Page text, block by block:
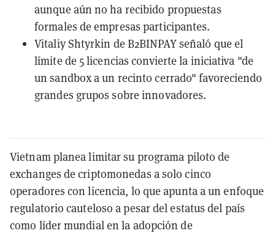
aunque aún no ha recibido propuestas
formales de empresas participantes.
Vitaliy Shtyrkin de B2BINPAY señaló que el
límite de 5 licencias convierte la iniciativa "de
un sandbox a un recinto cerrado" favoreciendo
grandes grupos sobre innovadores.
Vietnam planea limitar su programa piloto de
exchanges de criptomonedas a solo cinco
operadores con licencia, lo que apunta a un enfoque
regulatorio cauteloso a pesar del estatus del país
como líder mundial en la adopción de